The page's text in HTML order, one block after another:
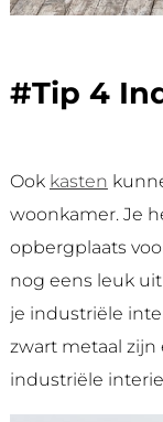
#Tip 4
Ook kasten
woonkamer. Je
opbergplaats
nog eens leuk
je industriële
zwart metaal zijn
industriële